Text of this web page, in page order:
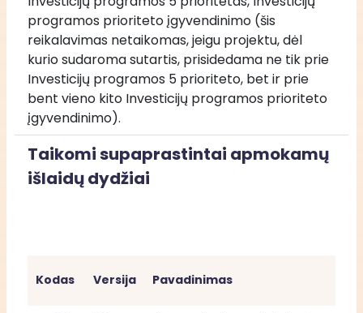
programos prioriteto įgyvendinimo (šis
reikalavimas netaikomas, jeigu projektu, dėl
kurio sudaroma sutartis, prisidedama ne tik prie
Investicijų programos 5 prioriteto, bet ir prie
bent vieno kito Investicijų programos prioriteto
įgyvendinimo).
Taikomi supaprastintai apmokamų
išlaidų dydžiai
Kodas Versija Pavadinimas